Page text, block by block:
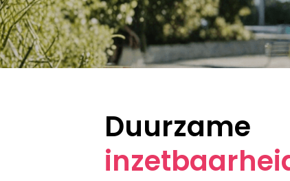
Duurzame